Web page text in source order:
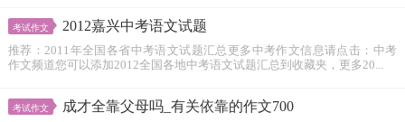
考试作文 2012嘉兴中考语文试题
推荐：2011年全国各省中考语文试题汇总更多中考作文信息请点击：中考
作文频道您可以添加2012全国各地中考语文试题汇总到收藏夹，更多20...
考试作文 成才全靠父母吗_有关依靠的作文700